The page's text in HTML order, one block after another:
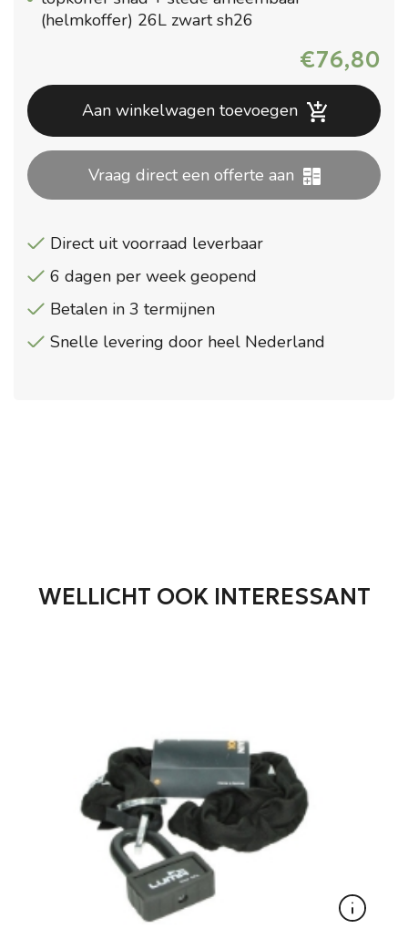
(helmkoffer) 26L zwart sh26
€76,80
Aan winkelwagen toevoegen
Vraag direct een offerte aan
Direct uit voorraad leverbaar
6 dagen per week geopend
Betalen in 3 termijnen
Snelle levering door heel Nederland
WELLICHT OOK INTERESSANT